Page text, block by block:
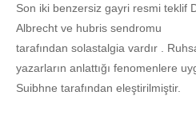
Son iki benzersiz gayri resmi teklif
Albrecht ve hubris sendromu
tarafından solastalgia vardır .
yazarların anlattığı fenomenlere
Suibhne tarafından eleştirilmiştir.